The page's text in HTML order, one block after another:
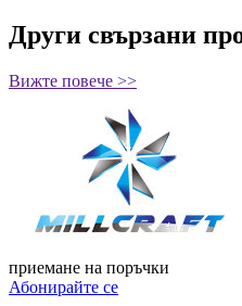
Други свързани
Вижте повече >>
приемане на поръчки
Абонирайте се